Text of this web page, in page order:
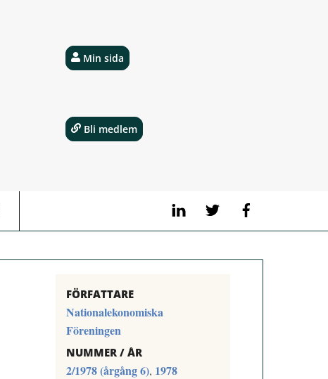
LinkedIn Twitter
Min sida
Bli medlem
FÖRFATTARE
Nationalekonomiska
Föreningen
NUMMER / ÅR
2/1978 (årgång 6), 1978